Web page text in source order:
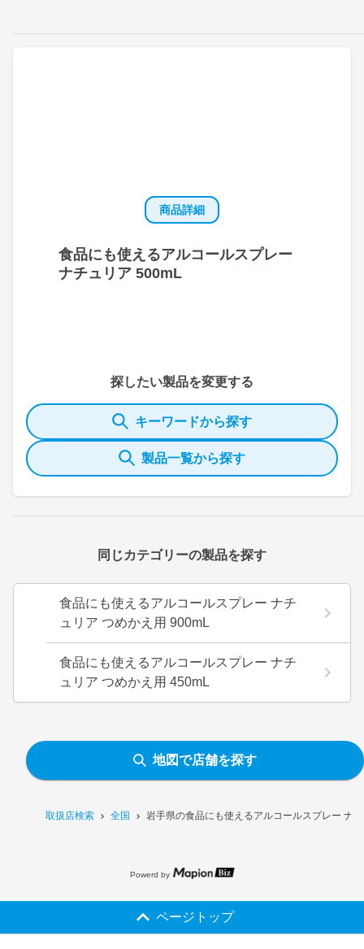
取扱店検索 全国 岩手県の食品にも使えるアルコールスプレー ナ
商品詳細
食品にも使えるアルコールスプレー
ナチュリア 500mL
探したい製品を変更する
キーワードから探す
製品一覧から探す
同じカテゴリーの製品を探す
食品にも使えるアルコールスプレー ナチ
ュリア つめかえ用 900mL
食品にも使えるアルコールスプレー ナチ
ュリア つめかえ用 450mL
地図で店舗を探す
Powerd by
ページトップ